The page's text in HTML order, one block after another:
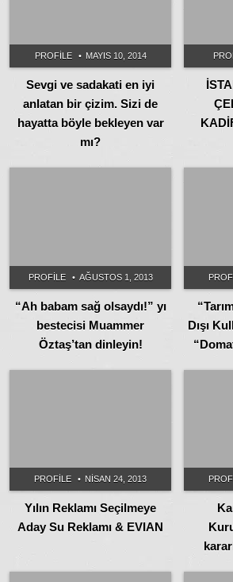
PROFILE MAYIS 10, 2014
Sevgi ve sadakati en iyi
anlatan bir çizim. Sizi de
hayatta böyle bekleyen var
mı?
PROFILE AĞUSTOS 1, 2013
“Ah babam sağ olsaydı!” yı
bestecisi Muammer
Öztaş’tan dinleyin!
Dışı
PROFILE NISAN 24, 2013
Yılın Reklamı Seçilmeye
Aday Su Reklamı & EVIAN